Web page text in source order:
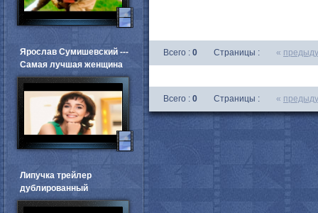
Всего : 0 Страницы : «
Всего : 0 Страницы : «
Ярослав Сумишевский ---
Самая лучшая женщина
Липучка трейлер
дублированный